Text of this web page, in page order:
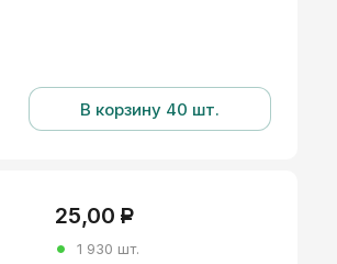
В корзину 40 шт.
25,00 Р
1 930 шт.